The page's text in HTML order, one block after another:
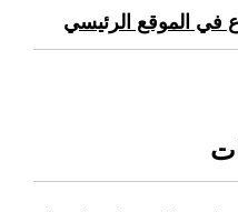
في الموقع الرئيسي